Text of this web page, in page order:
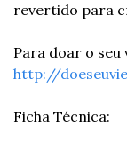
revertido para
http://
Ficha Técnica: